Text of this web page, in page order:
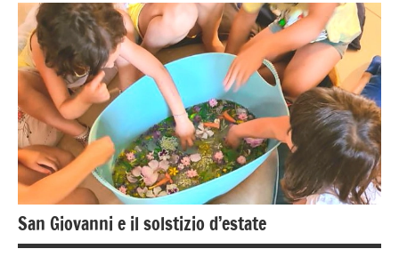
San Giovanni e il solstizio d’estate